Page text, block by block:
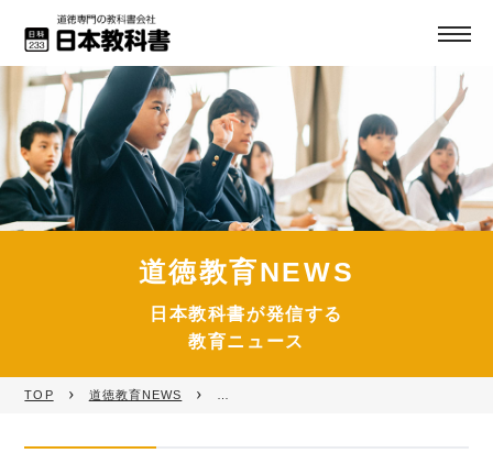
道徳教育NEWS
日本教科書が発信する
教育ニュース
TOP 道徳教育NEWS